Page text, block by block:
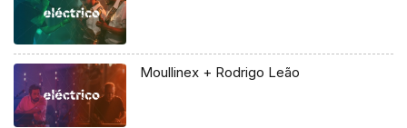
Moullinex + Rodrigo Leão